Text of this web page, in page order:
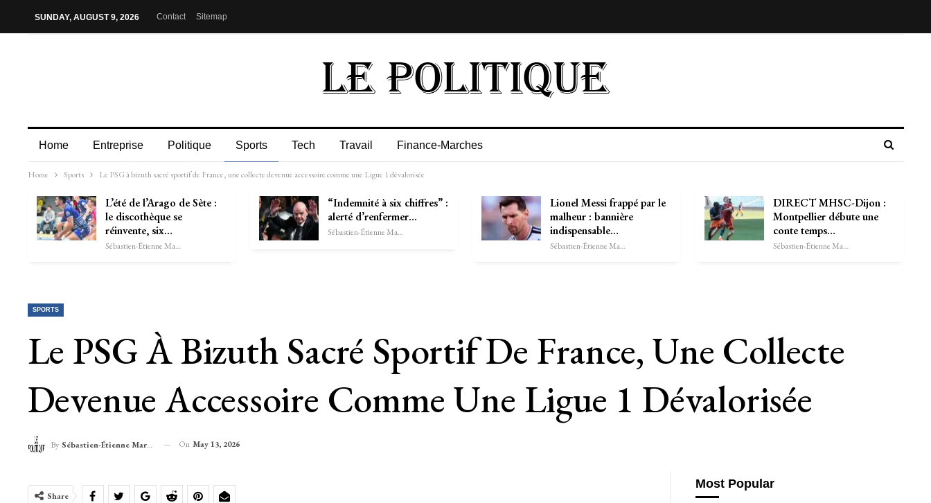
SUNDAY, AUGUST 9, 2026 Contact Sitemap
Home Entreprise Politique Sports Tech Travail Finance-Marches
Home Sports Le PSG à bizuth sacré sportif de France, une collecte devenue accessoire comme une Ligue 1 dévalorisée
L’été de l’Arago de Sète :
le discothèque se
réinvente, six…
Sébastien-Étienne Marechal
“Indemnité à six chiffres” :
alerté d’renfermer…
Sébastien-Étienne Marechal
Lionel Messi frappé par le
malheur : bannière
indispensable…
Sébastien-Étienne Marechal
DIRECT MHSC-Dijon :
Montpellier débute une
conte temps…
Sébastien-Étienne Marechal
SPORTS
Le PSG À Bizuth Sacré Sportif De France, Une Collecte
Devenue Accessoire Comme Une Ligue 1 Dévalorisée
By Sébastien-Étienne Marechal On May 13, 2026
Share
Most Popular